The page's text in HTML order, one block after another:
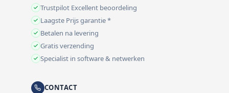
Trustpilot Excellent beoordeling
Laagste Prijs garantie *
Betalen na levering
Gratis verzending
Specialist in software & netwerken
CONTACT